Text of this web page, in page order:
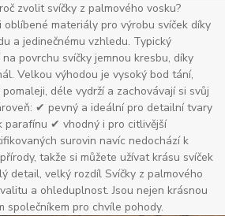
zvolit svíčky z palmového vosku?
oblíbené materiály pro výrobu svíček díky
a jedinečnému vzhledu. Typický
povrchu svíčky jemnou kresbu, díky
Velkou výhodou je vysoký bod tání,
déle vydrží a zachovávají si svůj
✔ pevný a ideální pro detailní tvary
✔ vhodný i pro citlivější
surovin navíc nedochází k
takže si můžete užívat krásu svíček
detail, velký rozdíl Svíčky z palmového
a ohleduplnost. Jsou nejen krásnou
společníkem pro chvíle pohody.